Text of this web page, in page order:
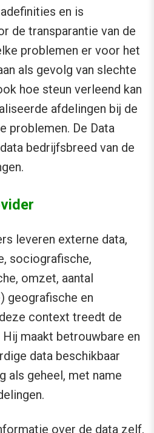
en is
de transparantie van de
problemen er ​​voor het
als gevolg van slechte
hoe steun verleend kan
afdelingen bij de
problemen. De Data
bedrijfsbreed van de
leveren externe data,
sociografische,
omzet, aantal
geografische en
context treedt de
Hij maakt betrouwbare en
data beschikbaar
als geheel, met name
over de data zelf,